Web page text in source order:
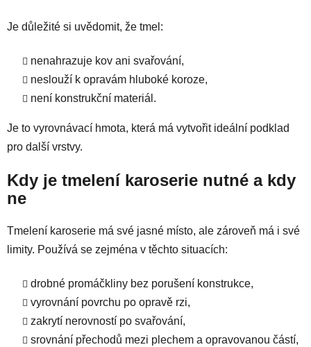
Je důležité si uvědomit, že tmel:
nenahrazuje kov ani svařování,
neslouží k opravám hluboké koroze,
není konstrukční materiál.
Je to vyrovnávací hmota, která má vytvořit ideální podklad
pro další vrstvy.
Kdy je tmelení karoserie nutné a kdy
ne
Tmelení karoserie má své jasné místo, ale zároveň má i své
limity. Používá se zejména v těchto situacích:
drobné promáčkliny bez porušení konstrukce,
vyrovnání povrchu po opravě rzi,
zakrytí nerovností po svařování,
srovnání přechodů mezi plechem a opravovanou částí,